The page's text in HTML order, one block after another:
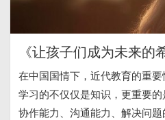
《让孩子们成为未来的
要性》
在中国国情下，近代教育的重
学习的不仅仅是知识，更重要的
协作能力、沟通能力、解决问